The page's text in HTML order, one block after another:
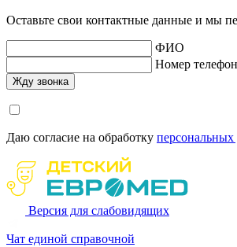
Оставьте свои контактные данные и мы
ФИО
Номер
Даю согласие на обработку
Версия для слабовидящих
Чат единой справочной